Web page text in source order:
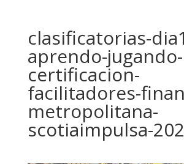
clasificatorias-
aprendo-jugando-
certificacion-
facilitadores-
metropolitana-
scotiaimpulsa-